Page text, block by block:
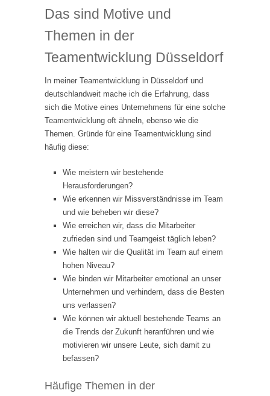
Das sind Motive und
Themen in der
Teamentwicklung Düsseldorf
In meiner Teamentwicklung in Düsseldorf und
deutschlandweit mache ich die Erfahrung, dass
sich die Motive eines Unternehmens für eine solche
Teamentwicklung oft ähneln, ebenso wie die
Themen. Gründe für eine Teamentwicklung sind
häufig diese:
Wie meistern wir bestehende
Herausforderungen?
Wie erkennen wir Missverständnisse im Team
und wie beheben wir diese?
Wie erreichen wir, dass die Mitarbeiter
zufrieden sind und Teamgeist täglich leben?
Wie halten wir die Qualität im Team auf einem
hohen Niveau?
Wie binden wir Mitarbeiter emotional an unser
Unternehmen und verhindern, dass die Besten
uns verlassen?
Wie können wir aktuell bestehende Teams an
die Trends der Zukunft heranführen und wie
motivieren wir unsere Leute, sich damit zu
befassen?
Häufige Themen in der